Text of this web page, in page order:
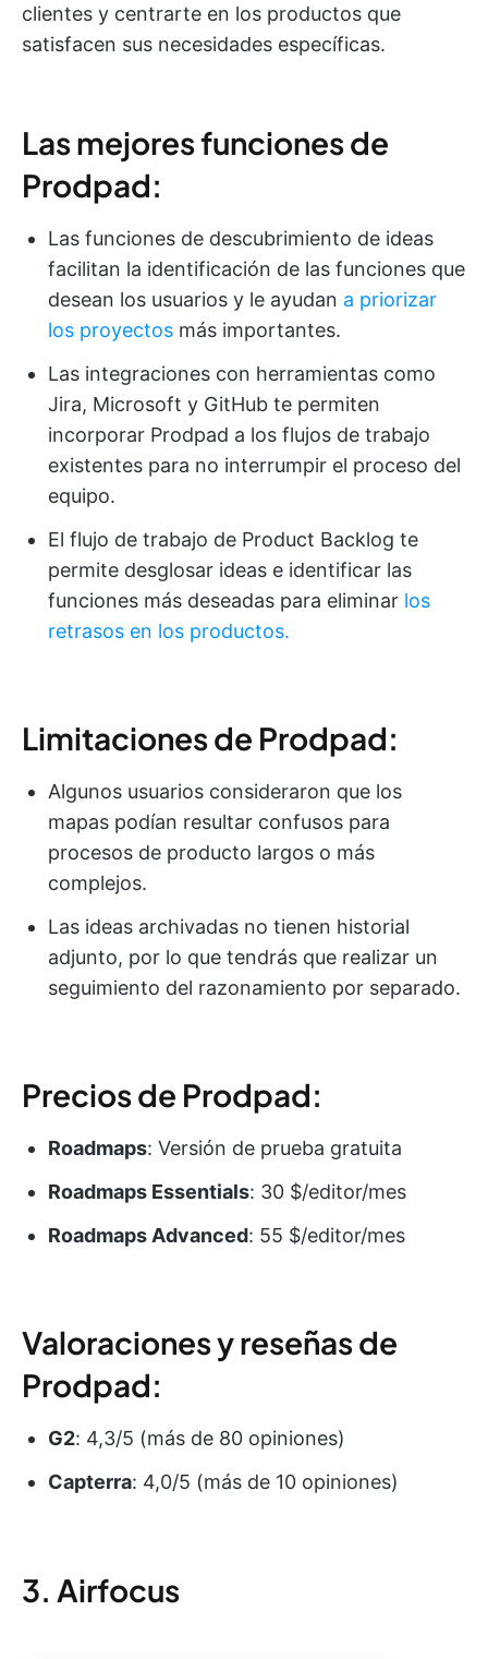
clientes y centrarte en los productos que
satisfacen sus necesidades específicas.
Las mejores funciones de
Prodpad:
Las funciones de descubrimiento de ideas
facilitan la identificación de las funciones que
desean los usuarios y le ayudan a priorizar
los proyectos más importantes.
Las integraciones con herramientas como
Jira, Microsoft y GitHub te permiten
incorporar Prodpad a los flujos de trabajo
existentes para no interrumpir el proceso del
equipo.
El flujo de trabajo de Product Backlog te
permite desglosar ideas e identificar las
funciones más deseadas para eliminar los
retrasos en los productos.
Limitaciones de Prodpad:
Algunos usuarios consideraron que los
mapas podían resultar confusos para
procesos de producto largos o más
complejos.
Las ideas archivadas no tienen historial
adjunto, por lo que tendrás que realizar un
seguimiento del razonamiento por separado.
Precios de Prodpad:
Roadmaps: Versión de prueba gratuita
Roadmaps Essentials: 30 $/editor/mes
Roadmaps Advanced: 55 $/editor/mes
Valoraciones y reseñas de
Prodpad:
G2: 4,3/5 (más de 80 opiniones)
Capterra: 4,0/5 (más de 10 opiniones)
3. Airfocus